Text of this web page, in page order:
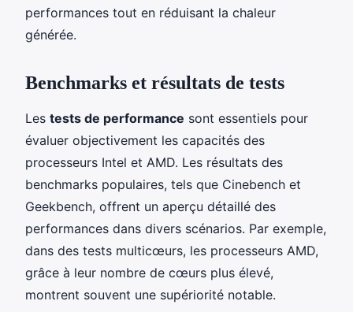
performances tout en réduisant la chaleur
générée.
Benchmarks et résultats de tests
Les tests de performance sont essentiels pour
évaluer objectivement les capacités des
processeurs Intel et AMD. Les résultats des
benchmarks populaires, tels que Cinebench et
Geekbench, offrent un aperçu détaillé des
performances dans divers scénarios. Par exemple,
dans des tests multicœurs, les processeurs AMD,
grâce à leur nombre de cœurs plus élevé,
montrent souvent une supériorité notable.